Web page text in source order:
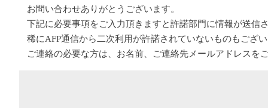
お問い合わせありがとうございます。
下記に必要事項をご入力頂きますと許諾部門に情報が送信
稀にAFP通信から二次利用が許諾されていないものもござ
ご連絡の必要な方は、お名前、ご連絡先メールアドレスを